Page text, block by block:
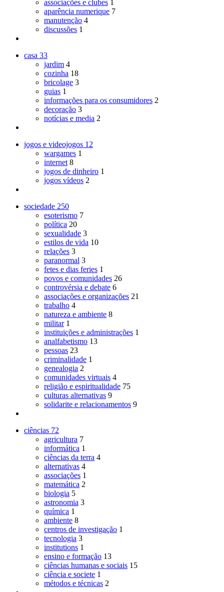
associações e clubes 1
aparência numerique 7
manutenção 4
discussões 1
casa 33
jardim 4
cozinha 18
bricolage 3
guias 1
informações para os consumidores 2
decoração 3
notícias e media 2
jogos e videojogos 12
wargames 1
internet 8
jogos de dinheiro 1
jogos vídeos 2
sociedade 250
esoterismo 7
política 20
sexualidade 3
estilos de vida 10
relações 3
paranormal 3
fetes e dias feries 1
povos e comunidades 26
controvérsia e debate 6
associações e organizações 21
trabalho 4
natureza e ambiente 8
militar 1
instituições e administrações 1
analfabetismo 13
pessoas 23
criminalidade 1
genealogia 2
comunidades virtuais 4
religião e espiritualidade 75
culturas alternativas 9
solidarite e relacionamentos 9
ciências 72
agricultura 7
informática 1
ciências da terra 4
alternativas 4
associações 1
matemática 2
biologia 5
astronomia 3
química 1
ambiente 8
centros de investigação 1
tecnologia 3
institutions 1
ensino e formação 13
ciências humanas e sociais 15
ciência e societe 1
métodos e técnicas 2